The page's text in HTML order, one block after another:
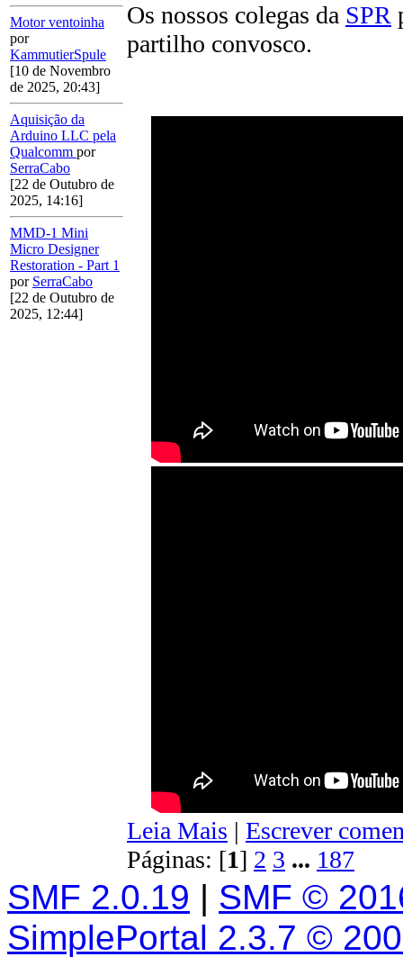
Motor ventoinha
por
KammutierSpule
[10 de Novembro
de 2025, 20:43]
Aquisição da
Arduino LLC pela
Qualcomm por
SerraCabo
[22 de Outubro de
2025, 14:16]
MMD-1 Mini
Micro Designer
Restoration - Part 1
por SerraCabo
[22 de Outubro de
2025, 12:44]
Os nossos colegas da SPR
partilho convosco.
Leia Mais | Escrever
Páginas: [1] 2 3 ... 187
SMF 2.0.19 | SMF ©
SimplePortal 2.3.7 ©